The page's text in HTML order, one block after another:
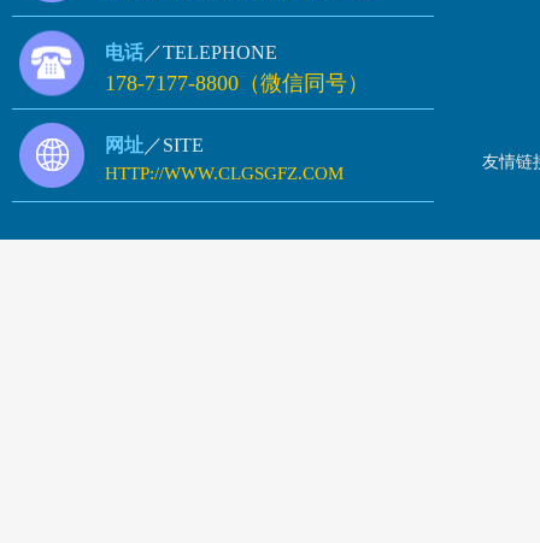
电话 ／TELEPHONE
178-7177-8800（微信同号）
网址 ／SITE
HTTP://WWW.CLGSGFZ.COM
友情链